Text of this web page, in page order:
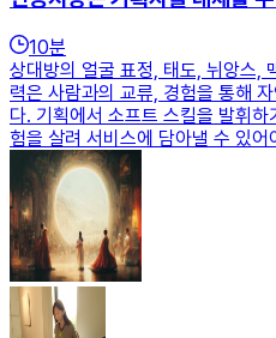
10분
상대방의 얼굴 표정, 태도, 뉘앙스,
력은 사람과의 교류, 경험을 통해
다. 기획에서 소프트 스킬을 발휘
험을 살려 서비스에 담아낼 수 있어